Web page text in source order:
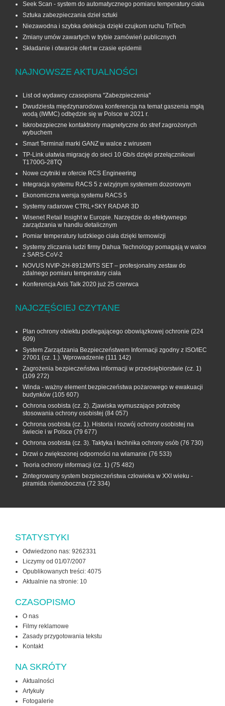
Seek Scan - system do automatycznego pomiaru temperatury ciała
Sztuka zabezpieczania dzieł sztuki
Niezawodna i szybka detekcja dzięki czujkom ruchu TriTech
Zmiany umów zawartych w trybie zamówień publicznych
Składanie i otwarcie ofert w czasie epidemii
NAJNOWSZE AKTUALNOŚCI
List od wydawcy czasopisma "Zabezpieczenia"
Dwudziesta międzynarodowa konferencja na temat gaszenia mgłą
wodą (IWMC) odbędzie się w Polsce w 2021 r.
Iskrobezpieczne kontaktrony magnetyczne do stref zagrożonych
wybuchem
Smart Terminal marki GANZ w walce z wirusem
TP-Link ułatwia migrację do sieci 10 Gb/s dzięki przełącznikowi
T1700G‑28TQ
Nowe czytniki w ofercie RCS Engineering
Integracja systemu RACS 5 z wizyjnym systemem dozorowym
Ekonomiczna wersja systemu RACS 5
Systemy radarowe CTRL+SKY RADAR 3D
Wisenet Retail Insight w Europie. Narzędzie do efektywnego
zarządzania w handlu detalicznym
Pomiar temperatury ludzkiego ciała dzięki termowizji
Systemy zliczania ludzi firmy Dahua Technology pomagają w walce
z SARS-CoV-2
NOVUS NVIP-2H-8912M/TS SET – profesjonalny zestaw do
zdalnego pomiaru temperatury ciała
Konferencja Axis Talk 2020 już 25 czerwca
NAJCZĘŚCIEJ CZYTANE
Plan ochrony obiektu podlegającego obowiązkowej ochronie (224
609)
System Zarządzania Bezpieczeństwem Informacji zgodny z ISO/IEC
27001 (cz. 1.). Wprowadzenie (111 142)
Zagrożenia bezpieczeństwa informacji w przedsiębiorstwie (cz. 1)
(109 272)
Winda - ważny element bezpieczeństwa pożarowego w ewakuacji
budynków (105 607)
Ochrona osobista (cz. 2). Zjawiska wymuszające potrzebę
stosowania ochrony osobistej (84 057)
Ochrona osobista (cz. 1). Historia i rozwój ochrony osobistej na
świecie i w Polsce (79 677)
Ochrona osobista (cz. 3). Taktyka i technika ochrony osób (76 730)
Drzwi o zwiększonej odporności na włamanie (76 533)
Teoria ochrony informacji (cz. 1) (75 482)
Zintegrowany system bezpieczeństwa człowieka w XXI wieku -
piramida równoboczna (72 334)
STATYSTYKI
Odwiedzono nas: 9262331
Liczymy od 01/07/2007
Opublikowanych treści: 4075
Aktualnie na stronie: 10
CZASOPISMO
O nas
Filmy reklamowe
Zasady przygotowania tekstu
Kontakt
NA SKRÓTY
Aktualności
Artykuły
Fotogalerie